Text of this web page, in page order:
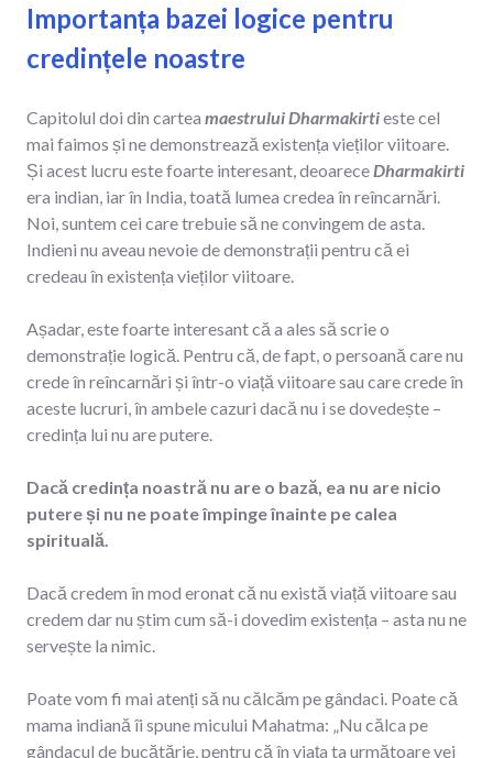
Importanța bazei logice pentru
credințele noastre
Capitolul doi din cartea maestrului Dharmakirtieste cel
mai faimos și ne demonstrează existența vieților viitoare.
Și acest lucru este foarte interesant, deoareceDharmakirti
era indian, iar în India, toată lumea credea în reîncarnări.
Noi, suntem cei care trebuie să ne convingem de asta.
Indieni nu aveau nevoie de demonstrații pentru că ei
credeau în existența vieților viitoare.
Așadar, este foarte interesant că a ales să scrie o
demonstrație logică. Pentru că, de fapt, o persoană care nu
crede în reîncarnări și într-o viață viitoare sau care crede în
aceste lucruri, în ambele cazuri dacă nu i se dovedește –
credința lui nu are putere.
Dacă credința noastră nu are o bază, ea nu are nicio
putere și nu ne poate împinge înainte pe calea
spirituală.
Dacă credem în mod eronat că nu există viață viitoare sau
credem dar nu știm cum să-i dovedim existența – asta nu ne
servește la nimic.
Poate vom fi mai atenți să nu călcăm pe gândaci. Poate că
mama indiană îi spune micului Mahatma: „Nu călca pe
gândacul de bucătărie, pentru că în viața ta următoare vei